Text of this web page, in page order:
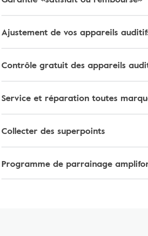
Ajustement de vos appareils
Contrôle gratuit des appareils
Service et réparation toutes
Collecter des superpoints
Programme de parrainage